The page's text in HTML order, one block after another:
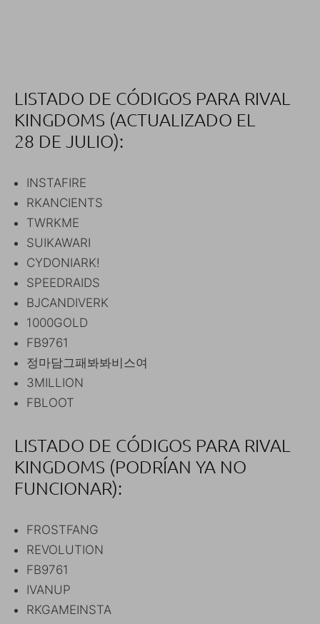
LISTADO DE CÓDIGOS PARA RIVAL
KINGDOMS (ACTUALIZADO EL
28 DE JULIO):
INSTAFIRE
RKANCIENTS
TWRKME
SUIKAWARI
CYDONIARK!
SPEEDRAIDS
BJCANDIVERK
1000GOLD
FB9761
정마담그패봐봐비스여
3MILLION
FBLOOT
LISTADO DE CÓDIGOS PARA RIVAL
KINGDOMS (PODRÍAN YA NO
FUNCIONAR):
FROSTFANG
REVOLUTION
FB9761
IVANUP
RKGAMEINSTA